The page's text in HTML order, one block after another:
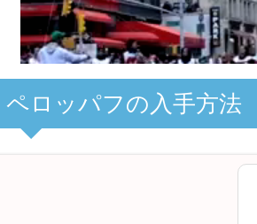
ペロッパフの入手方法